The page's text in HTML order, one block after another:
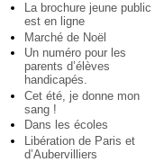
La brochure jeune public
est en ligne
Marché de Noël
Un numéro pour les
parents d’élèves
handicapés.
Cet été, je donne mon
sang !
Dans les écoles
Libération de Paris et
d’Aubervilliers